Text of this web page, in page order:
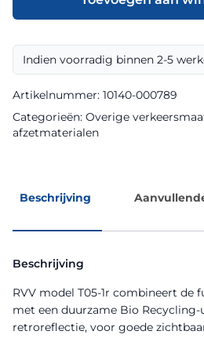
klasse
Bio
Recycling
Sign
Indien voorradig binnen 2-5
Artikelnummer: 10140-000789
Categorieën: Overige
afzetmaterialen
Beschrijving
Beschrijving
RVV model T05-1r combineert de
met een duurzame Bio Recycling-
retroreflectie, voor goede